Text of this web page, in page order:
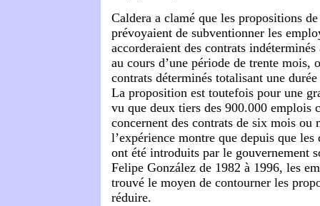
Caldera a clamé que les propositions
prévoyaient de subventionner les
accorderaient des contrats
au cours d’une période de trente mois,
contrats déterminés totalisant une
La proposition est toutefois pour une
vu que deux tiers des 900.000 emplois
concernent des contrats de six mois ou
l’expérience montre que depuis que les
ont été introduits par le gouvernement
Felipe González de 1982 à 1996, les
trouvé le moyen de contourner les
réduire.